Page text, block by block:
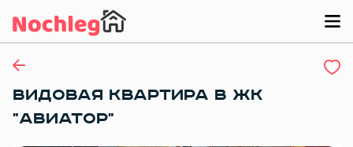
ВИДОВАЯ КВАРТИРА В ЖК
"АВИАТОР"